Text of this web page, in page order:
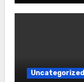
Uncategorized